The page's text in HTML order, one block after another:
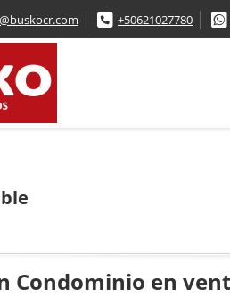
+50621027780
Condominio en